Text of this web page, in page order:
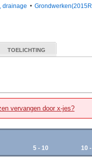
drainage
TOELICHTING
vervangen door x-jes?
5 - 10
10